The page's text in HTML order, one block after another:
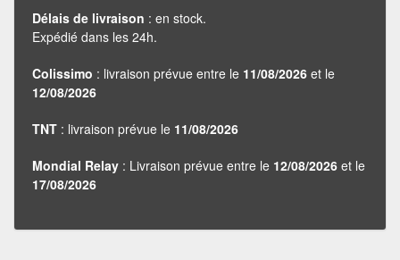
Délais de livraison : en stock.
Expédié dans les 24h.
Colissimo : livraison prévue entre le 11/08/2026 et le
12/08/2026
TNT : livraison prévue le 11/08/2026
Mondial Relay : Livraison prévue entre le 12/08/2026 et le
17/08/2026